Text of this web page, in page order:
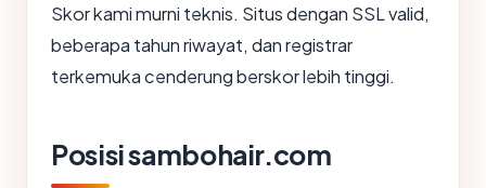
Skor kami murni teknis. Situs dengan SSL valid,
beberapa tahun riwayat, dan registrar
terkemuka cenderung berskor lebih tinggi.
Posisi sambohair.com